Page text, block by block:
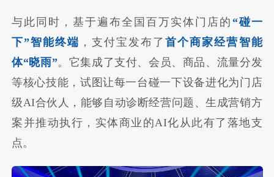
与此同时，基于遍布全国百万实体门店的 “碰一
下”智能终端 ，支付宝发布了首个商家经营智能
体“晓雨”。它集成了支付、会员、商品、流量分发
等核心技能，试图让每一台碰一下设备进化为门店
级AI合伙人，能够自动诊断经营问题、生成营销方
案并推动执行，实体商业的AI化从此有了落地支
点。